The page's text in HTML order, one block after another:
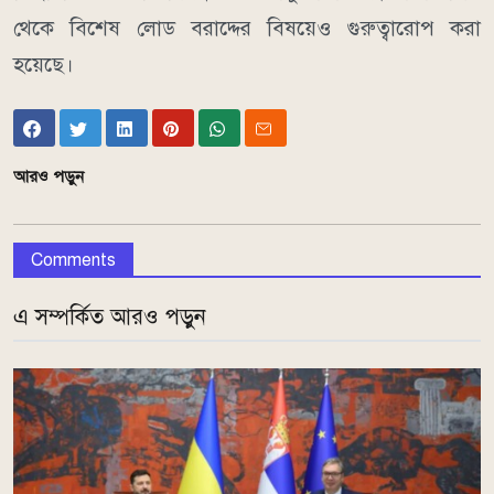
থেকে বিশেষ লোড বরাদ্দের বিষয়েও গুরুত্বারোপ করা
হয়েছে।
আরও পড়ুন
Comments
এ সম্পর্কিত আরও পড়ুন